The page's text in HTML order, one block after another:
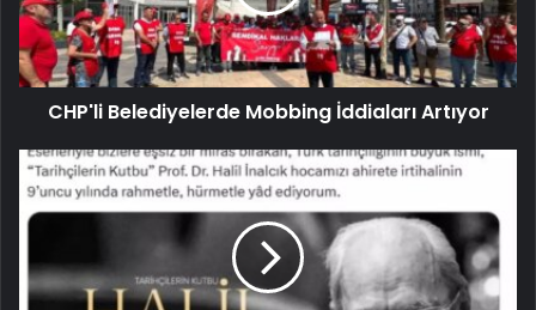
CHP'li Belediyelerde Mobbing İddiaları Artıyor